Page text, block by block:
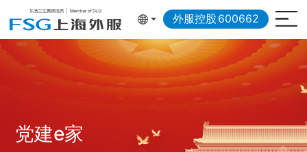
外服控股 600662
党建e家